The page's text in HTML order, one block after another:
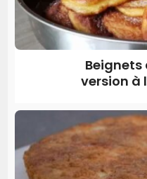
Beignets
version à